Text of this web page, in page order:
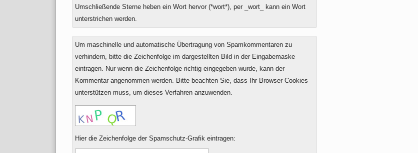
Umschließende Sterne heben ein Wort hervor (*wort*), per _wort_ kann ein Wort
unterstrichen werden.
Um maschinelle und automatische Übertragung von Spamkommentaren zu
verhindern, bitte die Zeichenfolge im dargestellten Bild in der Eingabemaske
eintragen. Nur wenn die Zeichenfolge richtig eingegeben wurde, kann der
Kommentar angenommen werden. Bitte beachten Sie, dass Ihr Browser Cookies
unterstützen muss, um dieses Verfahren anzuwenden.
Hier die Zeichenfolge der Spamschutz-Grafik eintragen: